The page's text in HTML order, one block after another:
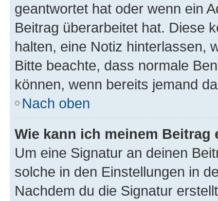
geantwortet hat oder wenn ein
Beitrag überarbeitet hat. Diese
halten, eine Notiz hinterlassen,
Bitte beachte, dass normale
können, wenn bereits jemand
Nach oben
Wie kann ich meinem
Um eine Signatur an deinen
solche in den Einstellungen in
Nachdem du die Signatur